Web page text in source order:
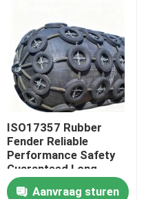
ISO17357 Rubber
Fender Reliable
Performance Safety
Guaranteed Long
Service Life
Aanvraag sturen